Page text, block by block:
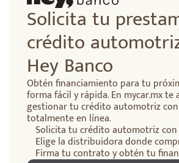
Solicita tu
crédito
Hey Banco
Obtén financiamiento para tu
forma fácil y rápida. En mycar.mx te
gestionar tu crédito automotriz con
totalmente en línea.
Solicita tu crédito automotriz con
Elige la distribuidora donde
Firma tu contrato y obtén tu